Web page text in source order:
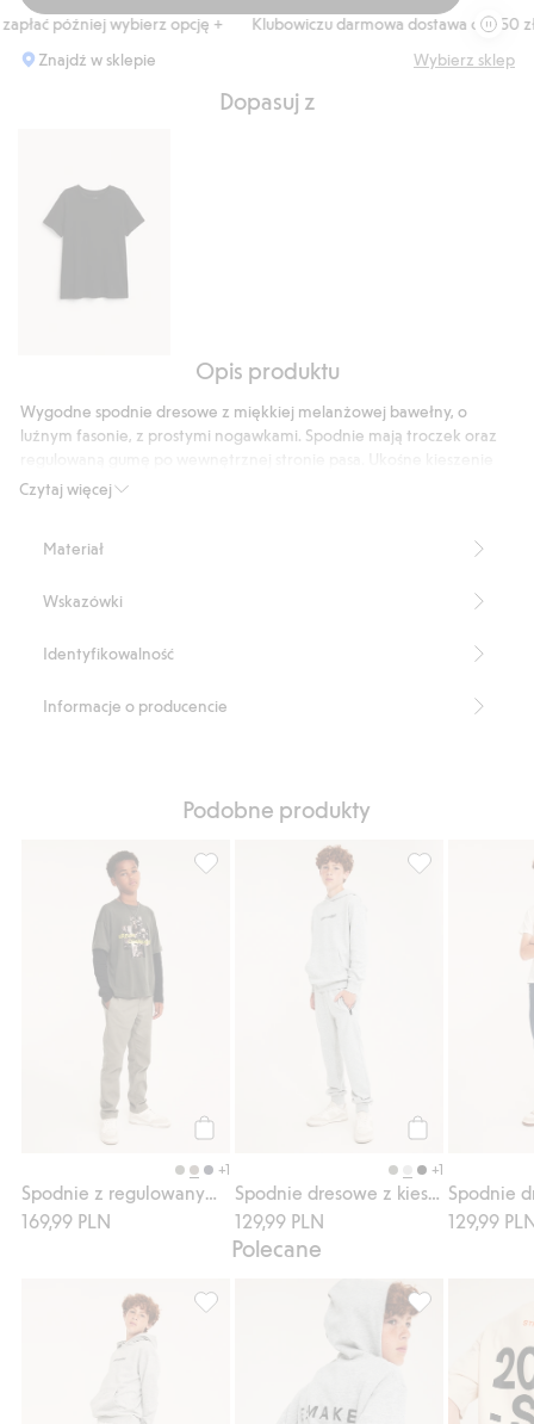
później wybierz opcję +
Klubowiczu darmowa dostawa od 150 zł
Znajdź w sklepie
Wybierz sklep
Dopasuj z
z
dzianiny,
krótkimi
Opis produktu
Czytaj więcej
Wygodne spodnie dresowe z miękkiej melanżowej bawełny, o
luźnym fasonie, z prostymi nogawkami. Spodnie mają troczek oraz
po bokach, z małą naszywką na jednej z nich.
Materiał
Wskazówki
Identyfikowalność
Informacje o producencie
Podobne produkty
+1
169,99 PLN
Spodnie z regulowanym pasem, Dodaj
+1
129,99 PLN
129,99
Polecane
Spodnie dresowe z kieszeniami, Dodaj
Bluza z